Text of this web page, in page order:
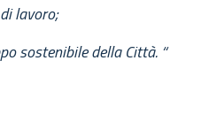
lavoro;
sostenibile della Città. “